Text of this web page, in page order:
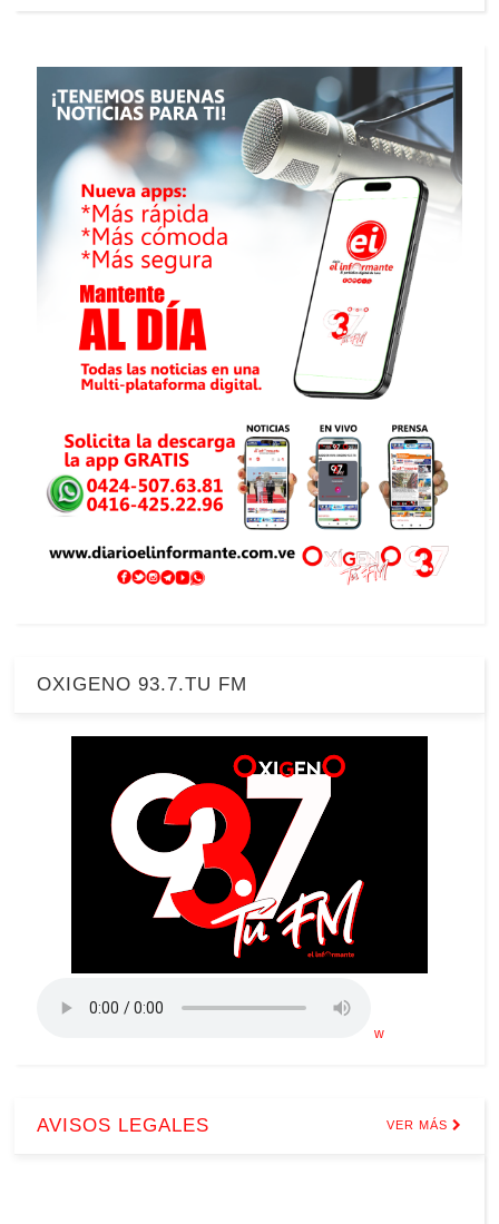
OXIGENO 93.7.TU FM
w
AVISOS LEGALES VER MÁS